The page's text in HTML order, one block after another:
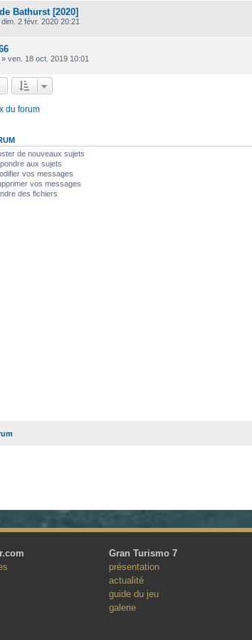
Bathurst [2020]
dim. 2 févr. 2020 20:21
»ven. 18 oct. 2019 10:01
du forum
de nouveaux sujets
aux sujets
vos messages
vos messages
des fichiers
Gran Turismo 7
présentation
actualité
guide du jeu
galerie